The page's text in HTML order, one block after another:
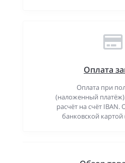
Оплата
Оплата при
(наложенный
расчёт на счёт IBAN.
банковской картой